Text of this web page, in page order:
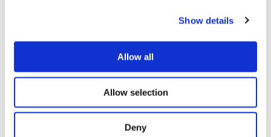
Show details
Allow all
Allow selection
Deny
det mycket bekvämlighet som gör att man slänger in en
större tvättar tjänar man ju även tid på – så det är
sådana, relativt små, saker som jag tycker att man kan
reflektera över.
Är du sugen på att göra någon investering
minskar ytterligare?
– Vi har skog på baksidan av vårt hus så solceller är inte